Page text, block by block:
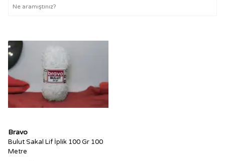
Bravo
Bulut Sakal Lif İplik 100 Gr 100
Metre